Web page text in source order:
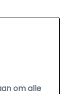
om alle